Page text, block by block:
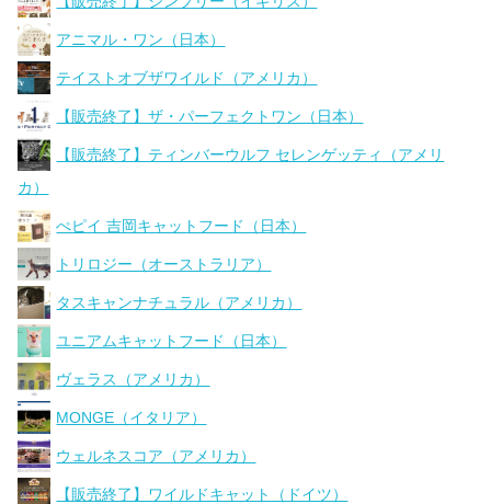
アニマル・ワン（日本）
テイストオブザワイルド（アメリカ）
【販売終了】ザ・パーフェクトワン（日本）
【販売終了】ティンバーウルフ セレンゲッティ（アメリ
カ）
ぺピイ 吉岡キャットフード（日本）
トリロジー（オーストラリア）
タスキャンナチュラル（アメリカ）
ユニアムキャットフード（日本）
ヴェラス（アメリカ）
MONGE（イタリア）
ウェルネスコア（アメリカ）
【販売終了】ワイルドキャット（ドイツ）